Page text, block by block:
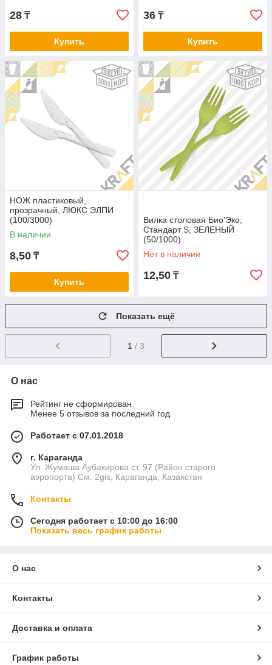
28 ₸
Купить
36 ₸
Купить
НОЖ пластиковый,
прозрачный, ЛЮКС ЭЛПИ
(100/3000)
В наличии
8,50 ₸
Купить
Вилка столовая Био'Эко,
Стандарт S, ЗЕЛЕНЫЙ
(50/1000)
Нет в наличии
12,50 ₸
Показать ещё
1 / 3
О нас
Рейтинг не сформирован
Менее 5 отзывов за последний год
Работает с 07.01.2018
г. Караганда
Ул. Жумаша Аубакирова ст. 97 (Район старого
аэропорта) См. 2gis, Караганда, Казахстан
Контакты
Сегодня работает с 10:00 до 16:00
Показать весь график работы
О нас
Контакты
Доставка и оплата
График работы